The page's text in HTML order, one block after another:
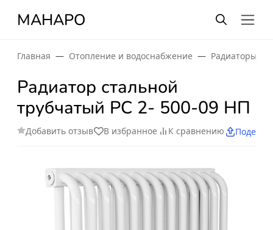
МАНАРО
Главная Отопление и водоснабжение Радиаторы
Радиатор стальной
трубчатый РС 2- 500-09 НП
Добавить отзыв В избранное К сравнению